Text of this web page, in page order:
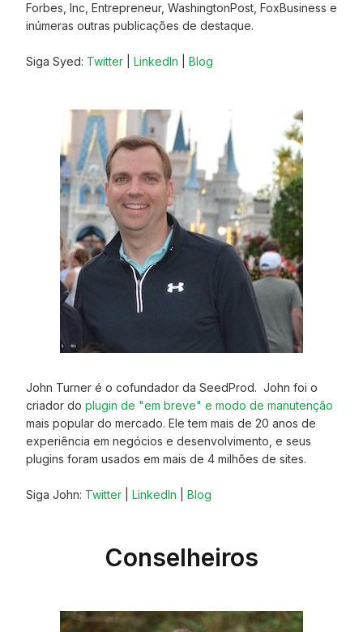
Forbes, Inc, Entrepreneur, WashingtonPost, FoxBusiness e
inúmeras outras publicações de destaque.
Siga Syed: Twitter LinkedIn Blog
John Turner é o cofundador da SeedProd. John foi o
criador do plugin de "em breve" e modo de manutenção
mais popular do mercado. Ele tem mais de 20 anos de
experiência em negócios e desenvolvimento, e seus
plugins foram usados em mais de 4 milhões de sites.
Siga John: Twitter LinkedIn Blog
Conselheiros